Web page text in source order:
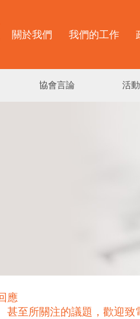
關於我們 我們的工作
協會言論 活
應
至所關注的議題，歡迎致